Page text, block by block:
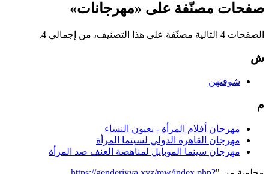
صفحات مصنّفة على «مهرجانات»
الصفحات 4 التالية مصنّفة على هذا التصنيف، من إجمالي 4.
ش
شوفتهن
م
مهرجان أفلام المرأة - بعيون النساء
مهرجان القاهرة الدولي لسينما المرأة
مهرجان سينما الموبايل لمناهضة العنف ضد المرأة